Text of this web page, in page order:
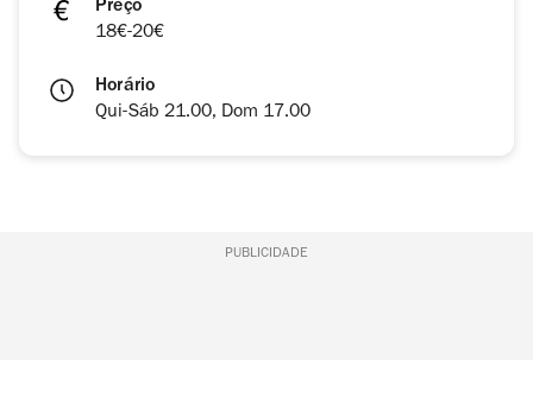
Preço
18€-20€
Horário
Qui-Sáb 21.00, Dom 17.00
PUBLICIDADE